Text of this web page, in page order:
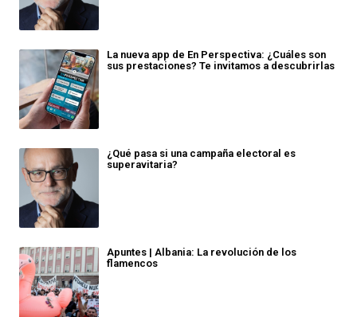
La nueva app de En Perspectiva: ¿Cuáles son
sus prestaciones? Te invitamos a descubrirlas
¿Qué pasa si una campaña electoral es
superavitaria?
Apuntes | Albania: La revolución de los
flamencos